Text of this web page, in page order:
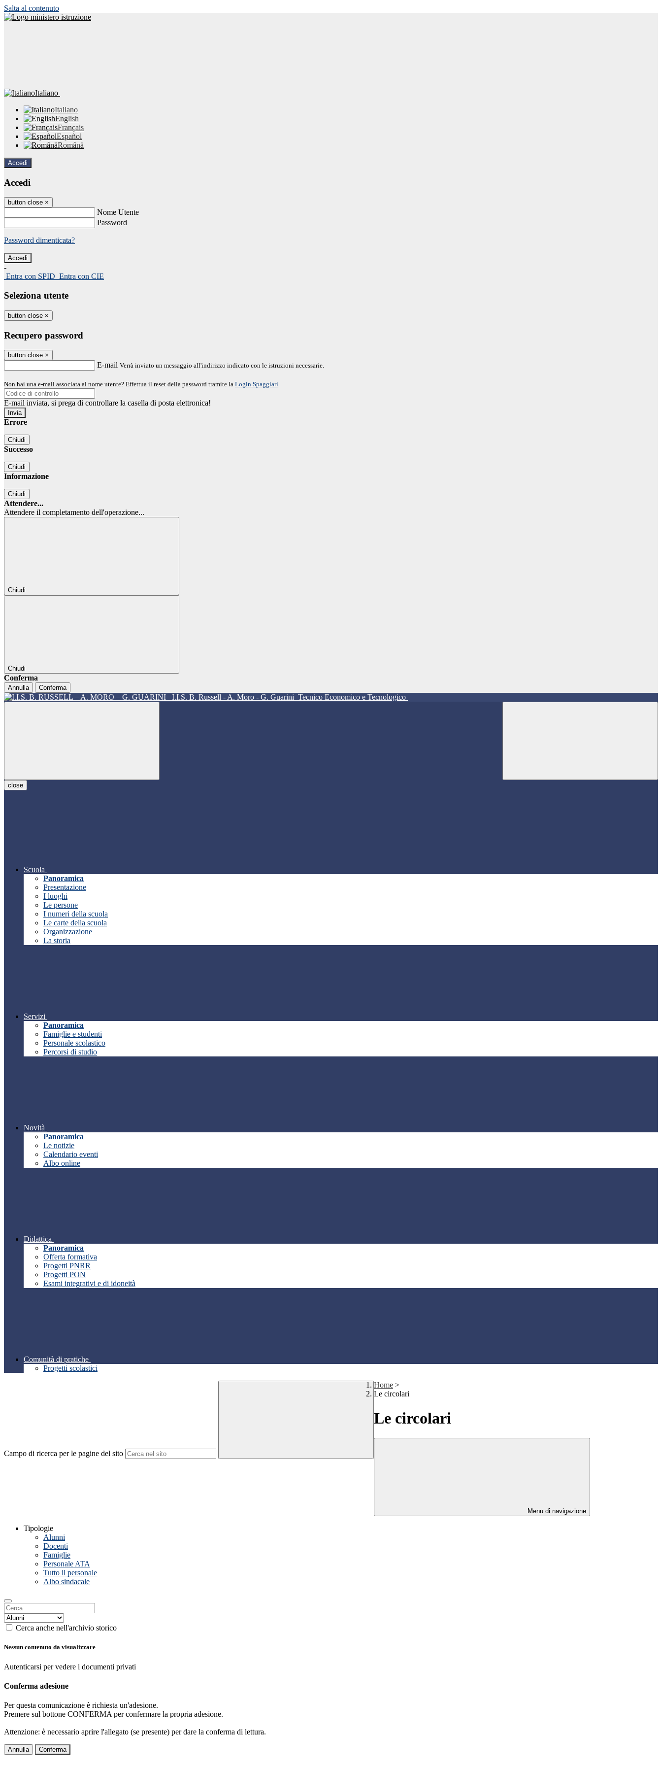
Salta al contenuto
Italiano
Italiano
English
Français
Español
Română
Accedi
Accedi
button close ×
Nome Utente
Password
Password dimenticata?
-
Entra con SPID Entra con CIE
Seleziona utente
button close ×
Recupero password
button close ×
E-mail Verrà inviato un messaggio all'indirizzo indicato con le istruzioni necessarie.
Non hai una e-mail associata al nome utente? Effettua il reset della password tramite la Login Spaggiari
E-mail inviata, si prega di controllare la casella di posta elettronica!
Errore
Chiudi
Successo
Chiudi
Informazione
Chiudi
Attendere...
Attendere il completamento dell'operazione...
Chiudi
Chiudi
Conferma
Annulla Conferma
I.I.S. B. Russell - A. Moro - G. Guarini Tecnico Economico e Tecnologico
close
Scuola
Panoramica
Presentazione
I luoghi
Le persone
I numeri della scuola
Le carte della scuola
Organizzazione
La storia
Servizi
Panoramica
Famiglie e studenti
Personale scolastico
Percorsi di studio
Novità
Panoramica
Le notizie
Calendario eventi
Albo online
Didattica
Panoramica
Offerta formativa
Progetti PNRR
Progetti PON
Esami integrativi e di idoneità
Comunità di pratiche
Progetti scolastici
Campo di ricerca per le pagine del sito
Home >
Le circolari
Le circolari
Menu di navigazione
Tipologie
Alunni
Docenti
Famiglie
Personale ATA
Tutto il personale
Albo sindacale
Cerca anche nell'archivio storico
Nessun contenuto da visualizzare
Autenticarsi per vedere i documenti privati
Conferma adesione
Per questa comunicazione è richiesta un'adesione.
Premere sul bottone CONFERMA per confermare la propria adesione.
Attenzione: è necessario aprire l'allegato (se presente) per dare la conferma di lettura.
Annulla Conferma